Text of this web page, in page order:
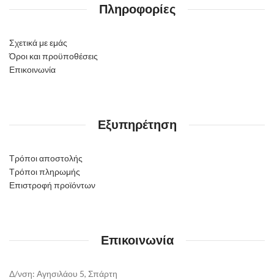
Πληροφορίες
Σχετικά με εμάς
Όροι και προϋποθέσεις
Επικοινωνία
Εξυπηρέτηση
Τρόποι αποστολής
Τρόποι πληρωμής
Επιστροφή προϊόντων
Επικοινωνία
Δ/νση: Αγησιλάου 5, Σπάρτη